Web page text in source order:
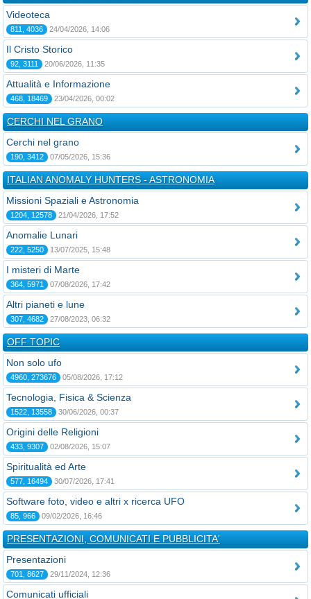
Videoteca
811, 4036 24/04/2026, 14:06
Il Cristo Storico
92, 3111 20/06/2026, 11:35
Attualità e Informazione
468, 18469 23/04/2026, 00:02
CERCHI NEL GRANO
Cerchi nel grano
190, 3412 07/05/2026, 15:36
ITALIAN ANOMALY HUNTERS - ASTRONOMIA
Missioni Spaziali e Astronomia
1204, 12578 21/04/2026, 17:52
Anomalie Lunari
222, 5250 13/07/2025, 15:48
I misteri di Marte
364, 5971 07/08/2026, 17:42
Altri pianeti e lune
307, 4682 27/08/2023, 06:32
OFF TOPIC
Non solo ufo
4960, 273676 05/08/2026, 17:12
Tecnologia, Fisica & Scienza
1522, 13558 30/06/2026, 00:37
Origini delle Religioni
433, 9307 02/08/2026, 15:07
Spiritualità ed Arte
577, 16494 30/07/2026, 17:41
Software foto, video e altri x ricerca UFO
85, 966 09/02/2026, 16:46
PRESENTAZIONI, COMUNICATI E PUBBLICITA'
Presentazioni
701, 8627 29/11/2024, 12:36
Comunicati ufficiali